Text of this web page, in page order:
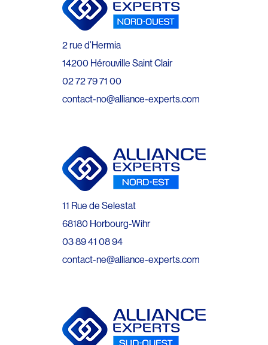
2 rue d’Hermia
14200 Hérouville Saint Clair
02 72 79 71 00
contact-no@alliance-experts.com
11 Rue de Selestat
68180 Horbourg-Wihr
03 89 41 08 94
contact-ne@alliance-experts.com